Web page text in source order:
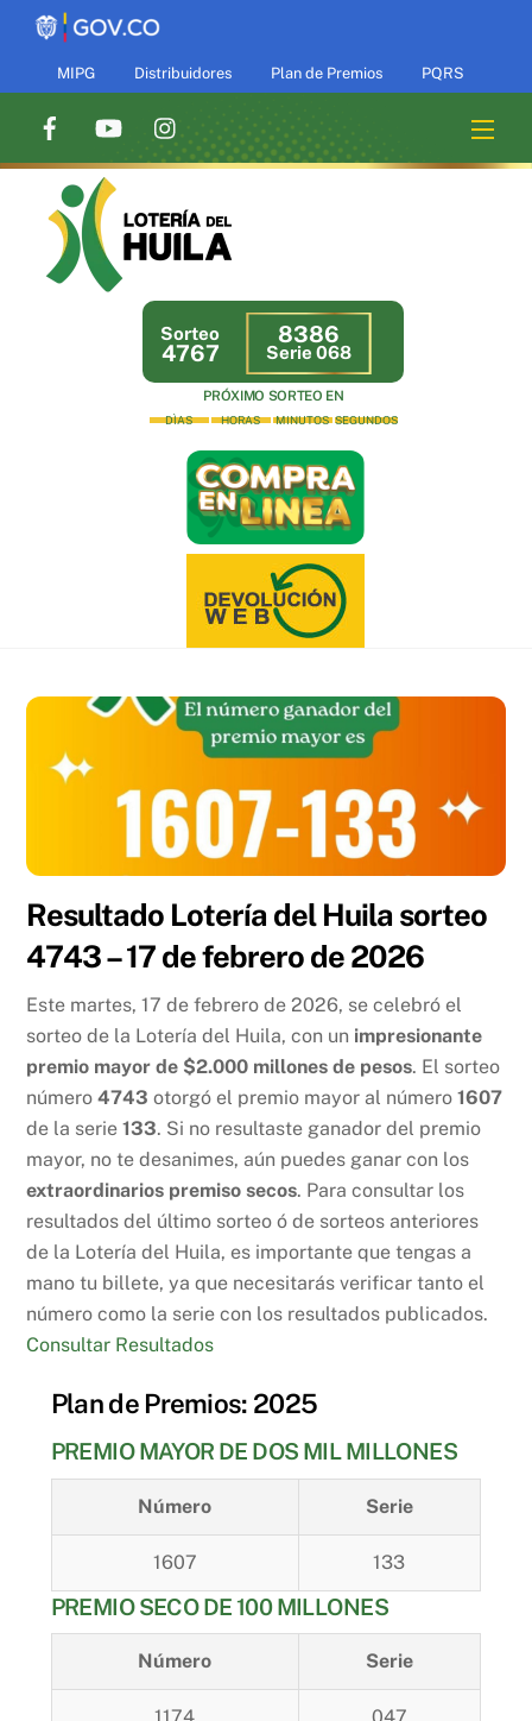
Skip
contentMIPG Distribuidores Plan de Premios PQRS
Sorteo
4767
8386
Serie 068
PRÓXIMO SORTEO EN
DÌAS HORAS MINUTOS SEGUNDOS
Resultado Lotería del Huila sorteo
4743 – 17 de febrero de 2026
Este martes, 17 de febrero de 2026, se celebró el
sorteo de la Lotería del Huila, con un impresionante
premio mayor de $2.000 millones de pesos. El sorteo
número4743 otorgó el premio mayor al número1607
de la serie133. Si no resultaste ganador del premio
mayor, no te desanimes, aún puedes ganar con los
extraordinarios premiso secos. Para consultar los
resultados del último sorteo ó de sorteos anteriores
de la Lotería del Huila, es importante que tengas a
mano tu billete, ya que necesitarás verificar tanto el
número como la serie con los resultados publicados.
Consultar Resultados
Plan de Premios: 2025
PREMIO MAYOR DE DOS MIL MILLONES
Número Serie
1607 133
PREMIO SECO DE 100 MILLONES
Número Serie